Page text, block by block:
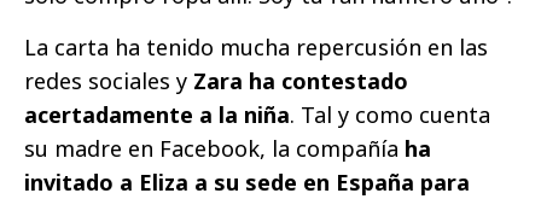
La carta ha tenido mucha repercusión en las
redes sociales y Zara ha contestado
acertadamente a la niña. Tal y como cuenta
su madre en Facebook, la compañía ha
invitado a Eliza a su sede en España para